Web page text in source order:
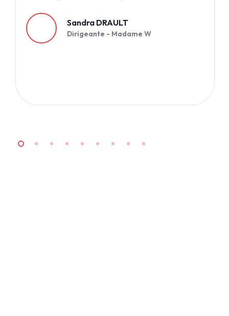
Sandra DRAULT
Dirigeante - Madame W